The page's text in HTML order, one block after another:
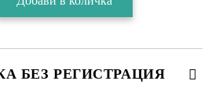
БЕЗ РЕГИСТРАЦИЯ